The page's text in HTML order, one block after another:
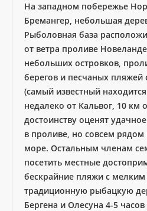
На западном побережье
Бремангер, небольшая
Рыболовная база
от ветра проливе
небольших островков,
берегов и песчаных
(самый известный
недалеко от Кальвог, 10 км
достоинству оценят
в проливе, но совсем
море. Остальным членам
посетить местные
бескрайние пляжи с
традиционную рыбацкую
Бергена и Олесуна 4-5 часов